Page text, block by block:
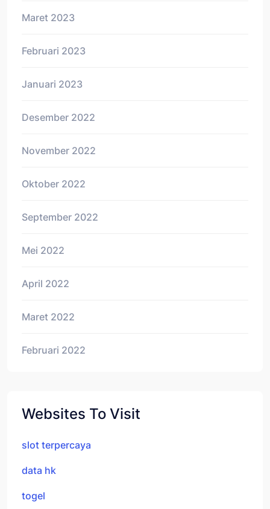
Maret 2023
Februari 2023
Januari 2023
Desember 2022
November 2022
Oktober 2022
September 2022
Mei 2022
April 2022
Maret 2022
Februari 2022
Websites To Visit
slot terpercaya
data hk
togel